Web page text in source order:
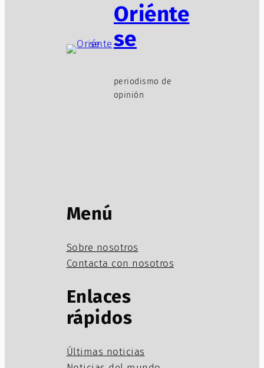
Oriénte
se
periodismo de
opinión
Menú
Sobre nosotros
Contacta con nosotros
Enlaces
rápidos
Últimas noticias